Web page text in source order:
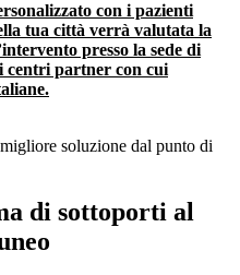
con i pazienti
tua città verrà valutata la
presso la sede di
centri partner con cui
soluzione dal punto di
di sottoporti al